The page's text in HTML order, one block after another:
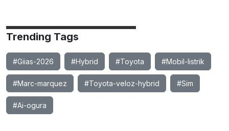
Trending Tags
#Giias-2026 #Hybrid #Toyota #Mobil-listrik
#Marc-marquez #Toyota-veloz-hybrid #Sim
#Ai-ogura